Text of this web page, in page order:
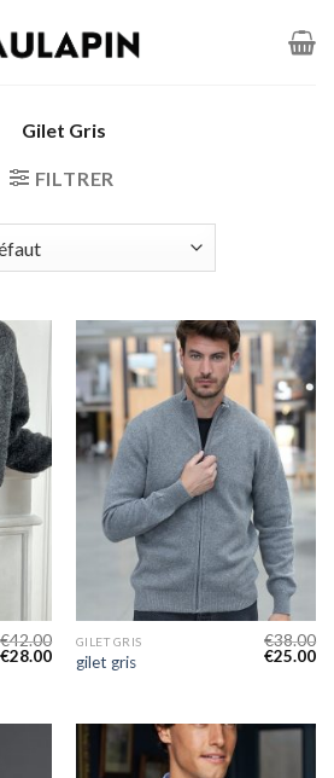
Gilet Gris
FILTRER
€42.00
€28.00
GILET GRIS
gilet gris
€38.00
€25.00